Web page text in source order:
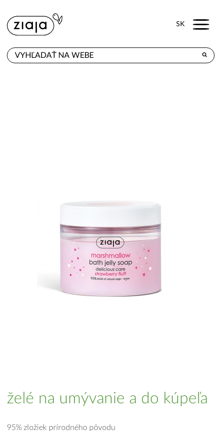
SK Menu
želé na umývanie a do kúpeľa
95% zložiek prírodného pôvodu